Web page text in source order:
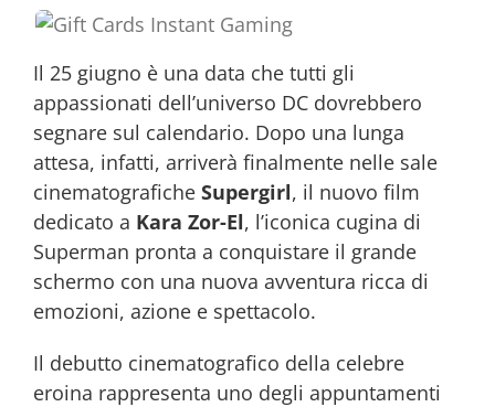
Il 25 giugno è una data che tutti gli
appassionati dell’universo DC dovrebbero
segnare sul calendario. Dopo una lunga
attesa, infatti, arriverà finalmente nelle sale
cinematografiche Supergirl, il nuovo film
dedicato a Kara Zor-El, l’iconica cugina di
Superman pronta a conquistare il grande
schermo con una nuova avventura ricca di
emozioni, azione e spettacolo.
Il debutto cinematografico della celebre
eroina rappresenta uno degli appuntamenti